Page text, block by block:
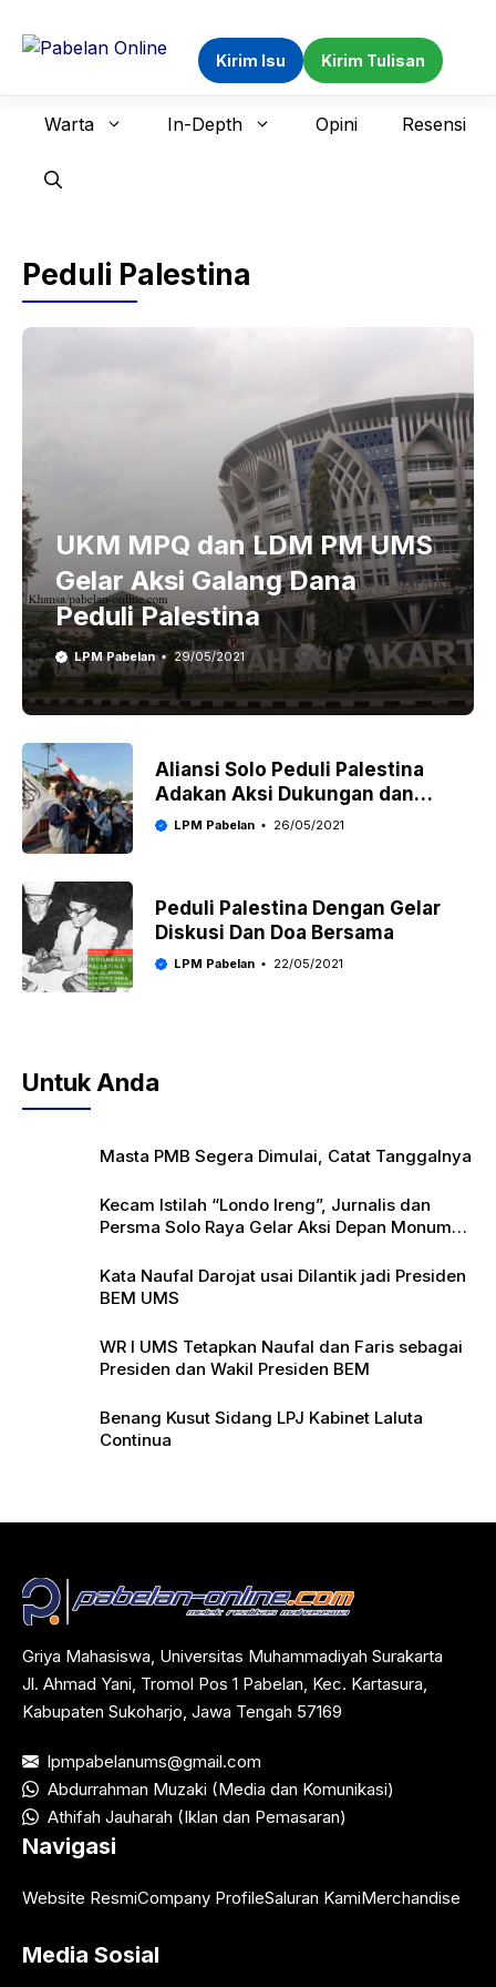
Kirim Isu Kirim Tulisan
Warta In-Depth Opini Resensi
Peduli Palestina
UKM MPQ dan LDM PM UMS
Gelar Aksi Galang Dana
Peduli Palestina
LPM Pabelan 29/05/2021
Aliansi Solo Peduli Palestina
Adakan Aksi Dukungan dan
Galang Dana
LPM Pabelan 26/05/2021
Peduli Palestina Dengan Gelar
Diskusi Dan Doa Bersama
LPM Pabelan 22/05/2021
Untuk Anda
Masta PMB Segera Dimulai, Catat Tanggalnya
Kecam Istilah “Londo Ireng”, Jurnalis dan
Persma Solo Raya Gelar Aksi Depan Monumen
Kata Naufal Darojat usai Dilantik jadi Presiden
BEM UMS
WR I UMS Tetapkan Naufal dan Faris sebagai
Presiden dan Wakil Presiden BEM
Benang Kusut Sidang LPJ Kabinet Laluta
Continua
Griya Mahasiswa, Universitas Muhammadiyah Surakarta
Jl. Ahmad Yani, Tromol Pos 1 Pabelan, Kec. Kartasura,
Kabupaten Sukoharjo, Jawa Tengah 57169
lpmpabelanums@gmail.com
Abdurrahman Muzaki (Media dan Komunikasi)
Athifah Jauharah (Iklan dan Pemasaran)
Navigasi
Website ResmiCompany ProfileSaluran KamiMerchandise
Media Sosial